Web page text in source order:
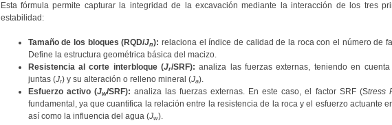
Esta fórmula permite capturar la integridad de la excavación mediante la interacción de los tres
estabilidad:
Tamaño de los bloques (RQD/Jn): relaciona el índice de calidad de la roca con el número de
Define la estructura geométrica básica del macizo.
Resistencia al corte interbloque (Jr/SRF): analiza las fuerzas externas, teniendo en
juntas (Jr) y su alteración o relleno mineral (Ja).
Esfuerzo activo (Jw/SRF): analiza las fuerzas externas. En este caso, el factor SRF (Stress
fundamental, ya que cuantifica la relación entre la resistencia de la roca y el esfuerzo actuante
así como la influencia del agua (Jw).